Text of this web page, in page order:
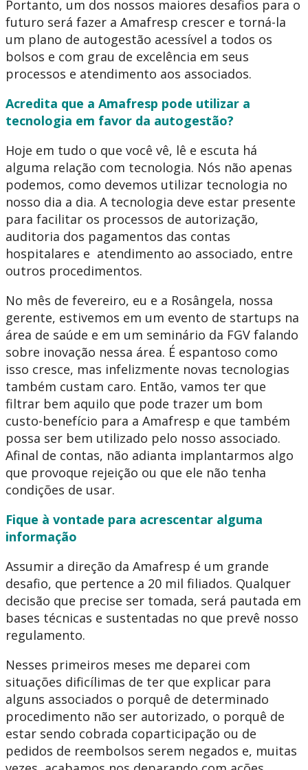
Portanto, um dos nossos maiores desafios para o
futuro será fazer a Amafresp crescer e torná-la
um plano de autogestão acessível a todos os
bolsos e com grau de excelência em seus
processos e atendimento aos associados.
Acredita que a Amafresp pode utilizar a
tecnologia em favor da autogestão?
Hoje em tudo o que você vê, lê e escuta há
alguma relação com tecnologia. Nós não apenas
podemos, como devemos utilizar tecnologia no
nosso dia a dia. A tecnologia deve estar presente
para facilitar os processos de autorização,
auditoria dos pagamentos das contas
hospitalares e atendimento ao associado, entre
outros procedimentos.
No mês de fevereiro, eu e a Rosângela, nossa
gerente, estivemos em um evento de startups na
área de saúde e em um seminário da FGV falando
sobre inovação nessa área. É espantoso como
isso cresce, mas infelizmente novas tecnologias
também custam caro. Então, vamos ter que
filtrar bem aquilo que pode trazer um bom
custo-benefício para a Amafresp e que também
possa ser bem utilizado pelo nosso associado.
Afinal de contas, não adianta implantarmos algo
que provoque rejeição ou que ele não tenha
condições de usar.
Fique à vontade para acrescentar alguma
informação
Assumir a direção da Amafresp é um grande
desafio, que pertence a 20 mil filiados. Qualquer
decisão que precise ser tomada, será pautada em
bases técnicas e sustentadas no que prevê nosso
regulamento.
Nesses primeiros meses me deparei com
situações dificílimas de ter que explicar para
alguns associados o porquê de determinado
procedimento não ser autorizado, o porquê de
estar sendo cobrada coparticipação ou de
pedidos de reembolsos serem negados e, muitas